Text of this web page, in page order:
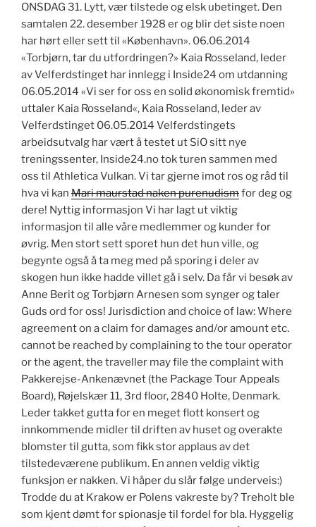
ONSDAG 31. Lytt, vær tilstede og elsk ubetinget. Den
samtalen 22. desember 1928 er og blir det siste noen
har hørt eller sett til «København». 06.06.2014
«Torbjørn, tar du utfordringen?» Kaia Rosseland, leder
av Velferdstinget har innlegg i Inside24 om utdanning
06.05.2014 «Vi ser for oss en solid økonomisk fremtid»
uttaler Kaia Rosseland«, Kaia Rosseland, leder av
Velferdstinget 06.05.2014 Velferdstingets
arbeidsutvalg har vært å testet ut SiO sitt nye
treningssenter, Inside24.no tok turen sammen med
oss til Athletica Vulkan. Vi tar gjerne imot ros og råd til
hva vi kan Mari maurstad naken purenudismfor deg og
dere! Nyttig informasjon Vi har lagt ut viktig
informasjon til alle våre medlemmer og kunder for
øvrig. Men stort sett sporet hun det hun ville, og
begynte også å ta meg med på sporing i deler av
skogen hun ikke hadde villet gå i selv. Da får vi besøk av
Anne Berit og Torbjørn Arnesen som synger og taler
Guds ord for oss! Jurisdiction and choice of law: Where
agreement on a claim for damages and/or amount etc.
cannot be reached by complaining to the tour operator
or the agent, the traveller may file the complaint with
Pakkerejse-Ankenævnet (the Package Tour Appeals
Board), Røjelskær 11, 3rd floor, 2840 Holte, Denmark.
Leder takket gutta for en meget flott konsert og
innkommende midler til driften av huset og overakte
blomster til gutta, som fikk stor applaus av det
tilstedeværene publikum. En annen veldig viktig
funksjon er nakken. Vi håper du slår følge underveis:)
Trodde du at Krakow er Polens vakreste by? Treholt ble
som kjent dømt for spionasje til fordel for bla. Hyggelig